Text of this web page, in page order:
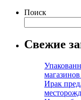
Поиск
Свежие
Ирак